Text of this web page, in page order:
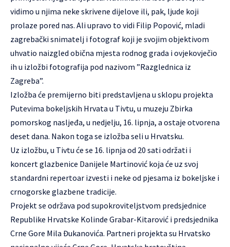
vidimo u njima neke skrivene dijelove ili, pak, ljude koji
prolaze pored nas. Ali upravo to vidi Filip Popović, mladi
zagrebački snimatelj i fotograf koji je svojim objektivom
uhvatio naizgled obična mjesta rodnog grada i ovjekovječio
ih u izložbi fotografija pod nazivom ”Razglednica iz
Zagreba”.
Izložba će premijerno biti predstavljena u sklopu projekta
Putevima bokeljskih Hrvata u Tivtu, u muzeju Zbirka
pomorskog nasljeđa, u nedjelju, 16. lipnja, a ostaje otvorena
deset dana. Nakon toga se izložba seli u Hrvatsku.
Uz izložbu, u Tivtu će se 16. lipnja od 20 sati održati i
koncert glazbenice Danijele Martinović koja će uz svoj
standardni repertoar izvesti i neke od pjesama iz bokeljske i
crnogorske glazbene tradicije.
Projekt se održava pod supokroviteljstvom predsjednice
Republike Hrvatske Kolinde Grabar-Kitarović i predsjednika
Crne Gore Mila Đukanovića. Partneri projekta su Hrvatsko